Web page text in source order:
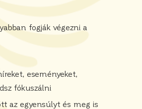
fogják végezni a
eseményeket,
fókuszálni
az egyensúlyt és meg is